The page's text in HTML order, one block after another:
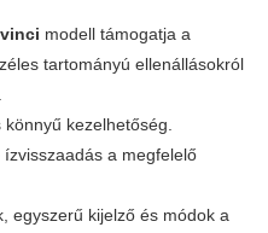
modell támogatja a
tartományú ellenállásokról
kezelhetőség.
a megfelelő
egyszerű kijelző és módok a